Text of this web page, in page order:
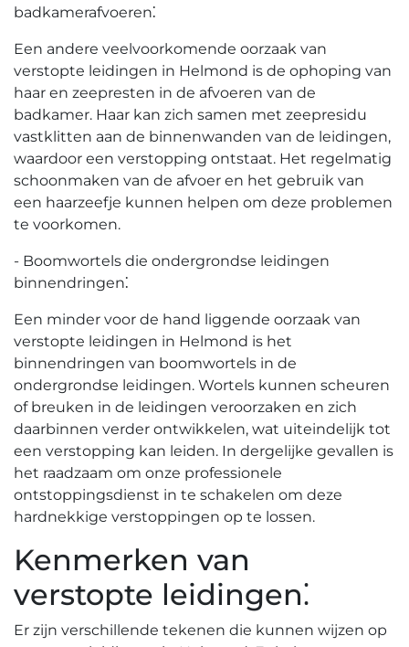
badkamerafvoeren⁚
Een andere veelvoorkomende oorzaak van
verstopte leidingen in Helmond is de ophoping van
haar en zeepresten in de afvoeren van de
badkamer.​ Haar kan zich samen met zeepresidu
vastklitten aan de binnenwanden van de leidingen,
waardoor een verstopping ontstaat.​ Het regelmatig
schoonmaken van de afvoer en het gebruik van
een haarzeefje kunnen helpen om deze problemen
te voorkomen.​
- Boomwortels die ondergrondse leidingen
binnendringen⁚
Een minder voor de hand liggende oorzaak van
verstopte leidingen in Helmond is het
binnendringen van boomwortels in de
ondergrondse leidingen. Wortels kunnen scheuren
of breuken in de leidingen veroorzaken en zich
daarbinnen verder ontwikkelen, wat uiteindelijk tot
een verstopping kan leiden. In dergelijke gevallen is
het raadzaam om onze professionele
ontstoppingsdienst in te schakelen om deze
hardnekkige verstoppingen op te lossen.​
Kenmerken van
verstopte leidingen⁚
Er zijn verschillende tekenen die kunnen wijzen op